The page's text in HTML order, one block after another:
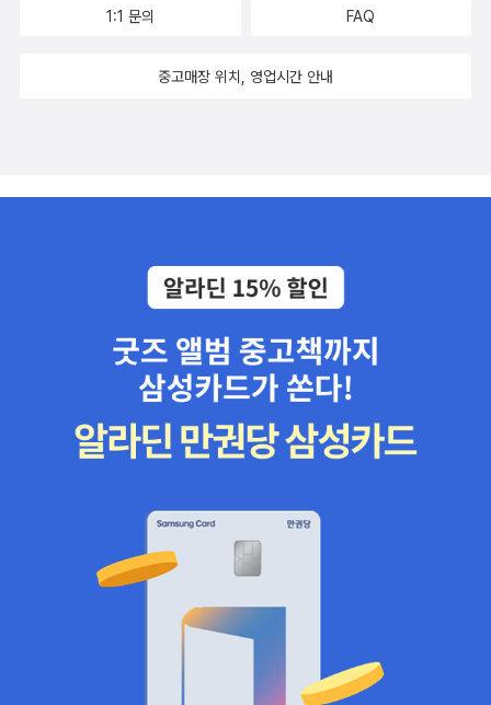
end : Robert D. San Souci/Brian Pinkney(그림) Tops & Bot
There Was an Old Lady Who Swallowed a Fly : Simms Tab
ack ☆ Snowflake Bentley : Jacqueline Briggs Martin/M
ary Azarian(그림) [1999] * 칼데콧 아너 * Duke Ellington : An
drea Davis Pinkney/Brian Pinkney(그림) No, David! : David
Shannon Snow : Uri Shulevitz Tibet: Through the Red B
Taback [2000] * 칼데콧 아너 * A Child's Calendar : John U
pdike/Trina Schart Hyman(그림) Sector 7 : David Wiesner
When Sophie Gets Angry-Really, Really Angry : Molly Ban
1:1 문의 FAQ
중고매장 위치, 영업시간 안내